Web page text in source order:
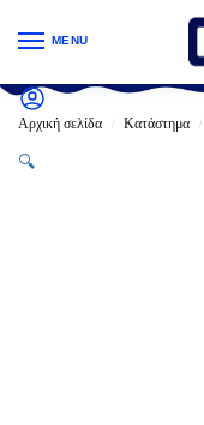
MENU
Αρχική σελίδα / Κατάστημα /
🔍